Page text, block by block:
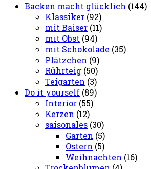
Backen macht glücklich (144)
Klassiker (92)
mit Baiser (11)
mit Obst (94)
mit Schokolade (35)
Plätzchen (9)
Rührteig (50)
Teigarten (3)
Do it yourself (89)
Interior (55)
Kerzen (12)
saisonales (30)
Garten (5)
Ostern (5)
Weihnachten (16)